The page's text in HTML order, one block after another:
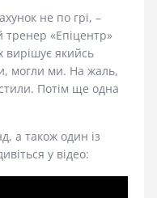
не по грі, –
тренер «Епіцентр»
вирішує якийсь
могли ми. На жаль,
Потім ще одна
а також один із
у відео: